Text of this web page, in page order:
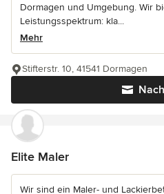
Dormagen und Umgebung. Wir
Leistungsspektrum: kla...
Mehr
Stifterstr. 10, 41541 Dormagen
Elite Maler
Wir sind ein Maler- und